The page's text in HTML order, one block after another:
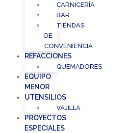
CARNICERÍA
BAR
TIENDAS
DE
CONVENIENCIA
REFACCIONES
QUEMADORES
EQUIPO
MENOR
UTENSILIOS
VAJILLA
PROYECTOS
ESPECIALES